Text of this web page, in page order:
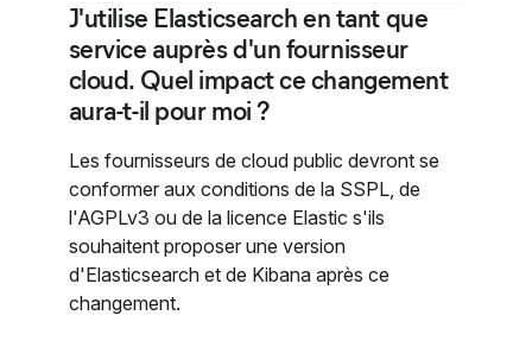
J'utilise Elasticsearch en tant que
service auprès d'un fournisseur
cloud. Quel impact ce changement
aura-t-il pour moi ?
Les fournisseurs de cloud public devront se
conformer aux conditions de la SSPL, de
l'AGPLv3 ou de la licence Elastic s'ils
souhaitent proposer une version
d'Elasticsearch et de Kibana après ce
changement.